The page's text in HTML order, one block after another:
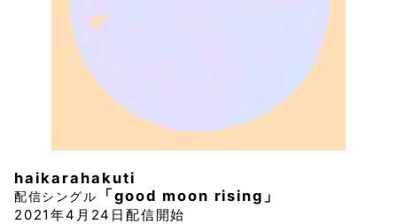
haikarahakuti
配信シングル 「good moon rising」
2021年4月24日配信開始